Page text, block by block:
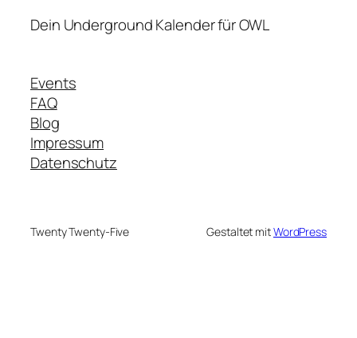
Dein Underground Kalender für OWL
Events
FAQ
Blog
Impressum
Datenschutz
Twenty Twenty-Five Gestaltet mitWordPress